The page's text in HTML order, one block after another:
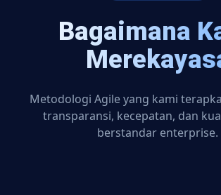
Bagaimana
Metodologi Agile yang kami
transparansi, kecepatan, dan
berstandar enterprise.